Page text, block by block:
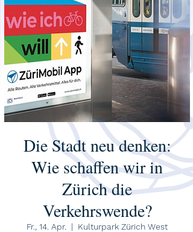
Die Stadt neu denken:
Wie schaffen wir in
Zürich die
Verkehrswende?
Fr., 14. Apr.
  |
Kulturpark Zürich West